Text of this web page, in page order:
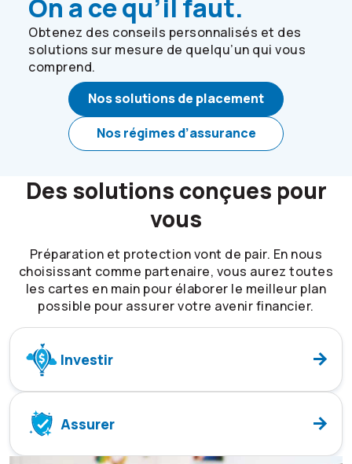
On a ce qu’il faut.
Obtenez des conseils personnalisés et des
solutions sur mesure de quelqu’un qui vous
comprend.
Nos solutions de placement
Nos régimes d’assurance
Des solutions conçues pour
vous
Préparation et protection vont de pair. En nous
choisissant comme partenaire, vous aurez toutes
les cartes en main pour élaborer le meilleur plan
possible pour assurer votre avenir financier.
Investir
Assurer